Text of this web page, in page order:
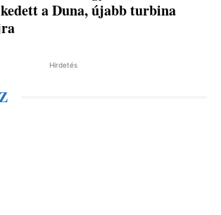
a Duna, újabb turbina
Hirdetés